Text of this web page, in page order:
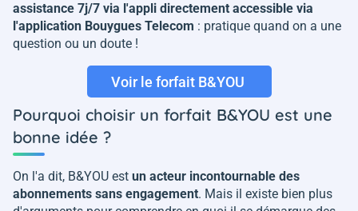
assistance 7j/7 via l'appli directement accessible via
l'application Bouygues Telecom : pratique quand on a une
question ou un doute !
Voir le forfait B&YOU
Pourquoi choisir un forfait B&YOU est une
bonne idée ?
On l'a dit, B&YOU est un acteur incontournable des
abonnements sans engagement. Mais il existe bien plus